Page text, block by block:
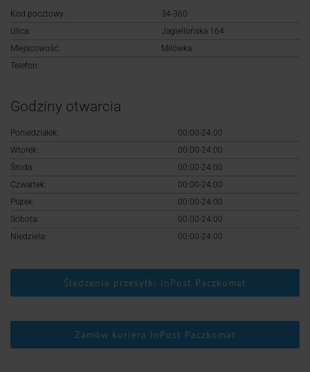
Rejestracja
Kod pocztowy:
34-360
Ulica:
Jagiellońska 164
Miejscowość:
Milówka
Telefon:
Godziny otwarcia
Poniedziałek:
00:00-24:00
Wtorek:
00:00-24:00
Środa:
00:00-24:00
Czwartek:
00:00-24:00
Piątek:
00:00-24:00
Sobota:
00:00-24:00
Niedziela:
00:00-24:00
Śledzenie przesyłki InPost Paczkomat
Zamów kuriera InPost Paczkomat